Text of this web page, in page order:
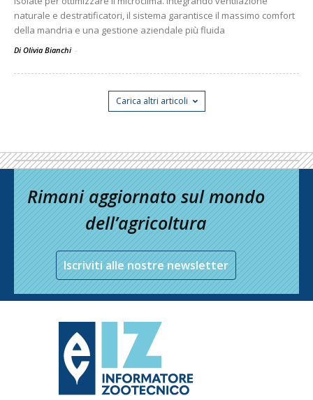
naturale e destratificatori, il sistema garantisce il massimo comfort
della mandria e una gestione aziendale più fluida
Di Olivia Bianchi -
Carica altri articoli
Rimani aggiornato sul mondo
dell’agricoltura
Iscriviti alle nostre newsletter